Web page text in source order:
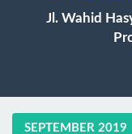
Jl. Wahid
SEPTEMBER 2019